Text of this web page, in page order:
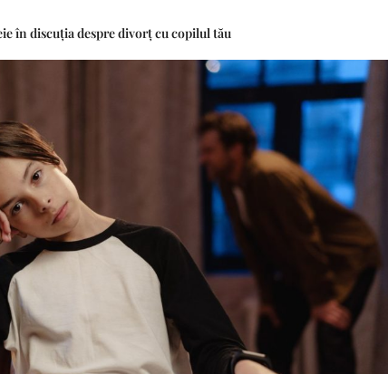
în discuția despre divorț cu copilul tău